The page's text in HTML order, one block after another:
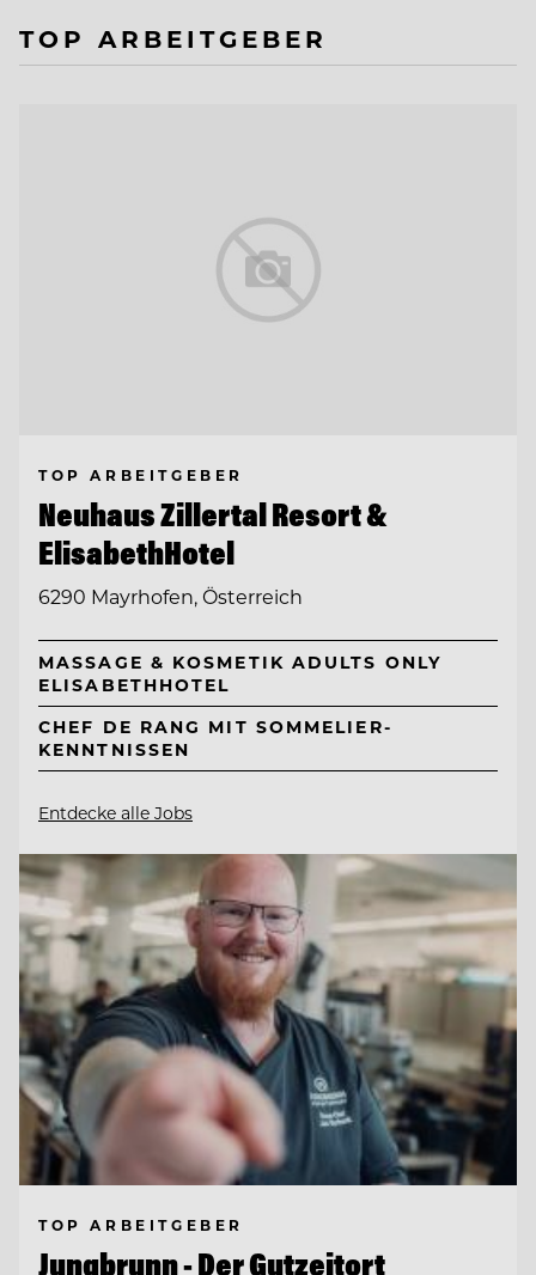
TOP ARBEITGEBER
TOP ARBEITGEBER
Neuhaus Zillertal Resort &
ElisabethHotel
6290 Mayrhofen, Österreich
MASSAGE & KOSMETIK ADULTS ONLY
ELISABETHHOTEL
CHEF DE RANG MIT SOMMELIER-
KENNTNISSEN
Entdecke alle Jobs
TOP ARBEITGEBER
Jungbrunn - Der Gutzeitort